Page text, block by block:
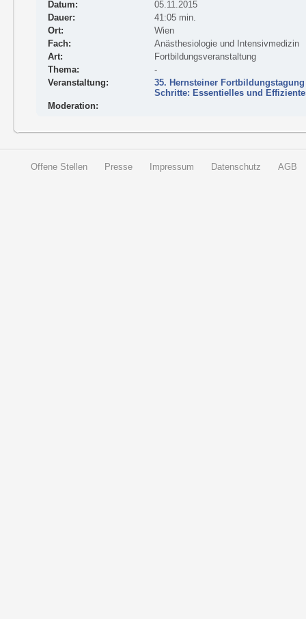
Datum:
05.11.2015
Dauer:
41:05 min.
Ort:
Wien
Fach:
Anästhesiologie und Intensivmedizin
Art:
Fortbildungsveranstaltung
Thema:
-
Veranstaltung:
35. Hernsteiner
Schritte: Essentielles und
Moderation:
Offene Stellen Presse Impressum Datenschutz AGB